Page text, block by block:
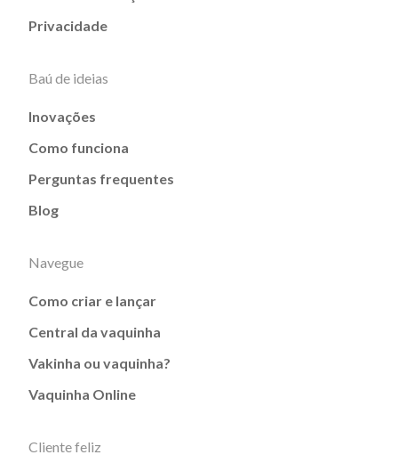
Privacidade
Baú de ideias
Inovações
Como funciona
Perguntas frequentes
Blog
Navegue
Como criar e lançar
Central da vaquinha
Vakinha ou vaquinha?
Vaquinha Online
Cliente feliz